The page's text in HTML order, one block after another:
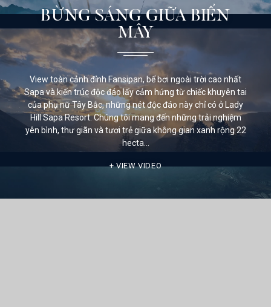
BỪNG SÁNG GIỮA BIỂN
MÂY
View toàn cảnh đỉnh Fansipan, bể bơi ngoài trời cao nhất
Sapa và kiến trúc độc đáo lấy cảm hứng từ chiếc khuyên tai
của phụ nữ Tây Bắc, những nét độc đáo này chỉ có ở Lady
Hill Sapa Resort. Chúng tôi mang đến những trải nghiệm
yên bình, thư giãn và tươi trẻ giữa không gian xanh rộng 22
hecta…
VIEW VIDEO